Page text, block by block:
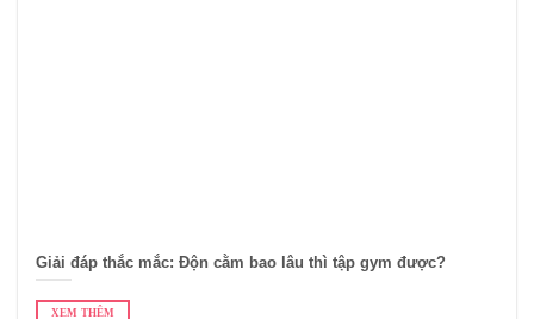
Giải đáp thắc mắc: Độn cằm bao lâu thì tập gym được?
XEM THÊM